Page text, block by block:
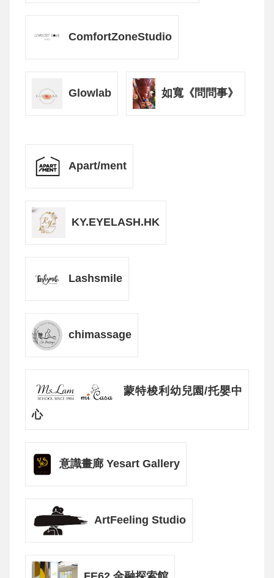
ComfortZoneStudio
Glowlab 如寬《問問事》
Apart/ment
KY.EYELASH.HK
Lashsmile
chimassage
蒙特梭利幼兒園/托嬰中
心
意識畫廊 Yesart Gallery
ArtFeeling Studio